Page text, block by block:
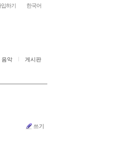
입하기 한국어
음악 게시판
쓰기